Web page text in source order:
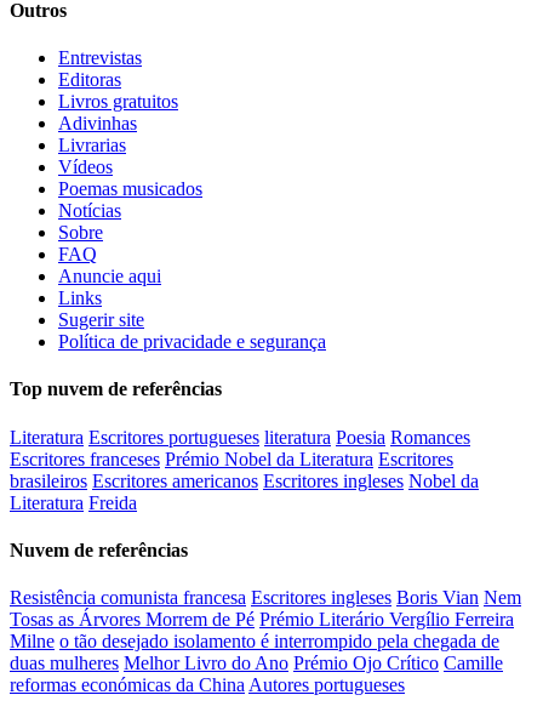
Outros
Entrevistas
Editoras
Livros gratuitos
Adivinhas
Livrarias
Vídeos
Poemas musicados
Notícias
Sobre
FAQ
Anuncie aqui
Links
Sugerir site
Política de privacidade e segurança
Top nuvem de referências
Literatura Escritores portugueses literatura Poesia Romances
Escritores franceses Prémio Nobel da Literatura Escritores
brasileiros Escritores americanos Escritores ingleses Nobel da
Literatura Freida
Nuvem de referências
Resistência comunista francesa Escritores ingleses Boris Vian Nem
Tosas as Árvores Morrem de Pé Prémio Literário Vergílio Ferreira
Milne o tão desejado isolamento é interrompido pela chegada de
duas mulheres Melhor Livro do Ano Prémio Ojo Crítico Camille
reformas económicas da China Autores portugueses